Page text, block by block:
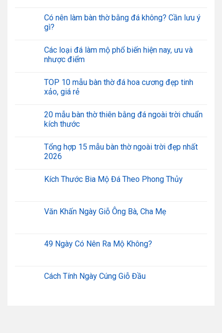
Có nên làm bàn thờ bằng đá không? Cần lưu ý
gì?
Các loại đá làm mộ phổ biến hiện nay, ưu và
nhược điểm
TOP 10 mẫu bàn thờ đá hoa cương đẹp tinh
xảo, giá rẻ
20 mẫu bàn thờ thiên bằng đá ngoài trời chuẩn
kích thước
Tổng hợp 15 mẫu bàn thờ ngoài trời đẹp nhất
2026
Kích Thước Bia Mộ Đá Theo Phong Thủy
Văn Khấn Ngày Giỗ Ông Bà, Cha Mẹ
49 Ngày Có Nên Ra Mộ Không?
Cách Tính Ngày Cúng Giỗ Đầu